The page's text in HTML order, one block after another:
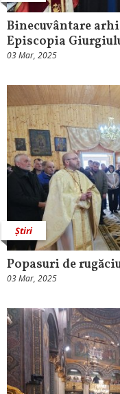
Binecuvântare
Episcopia
03 Mar, 2025
Știri
Popasuri de
03 Mar, 2025